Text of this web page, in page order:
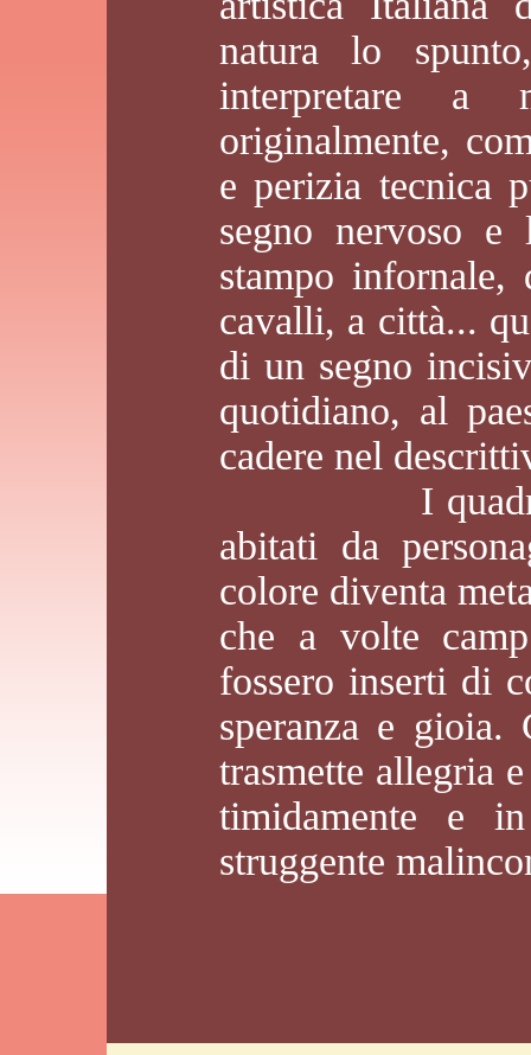
natura lo
interpretare a
originalmente,
e perizia tecnica
segno nervoso e
stampo
cavalli, a città...
di un segno
quotidiano, al
cadere nel
I quadri di
abitati da
colore diventa
che a volte
fossero inserti di
speranza e gioia.
trasmette allegria
timidamente e
struggente